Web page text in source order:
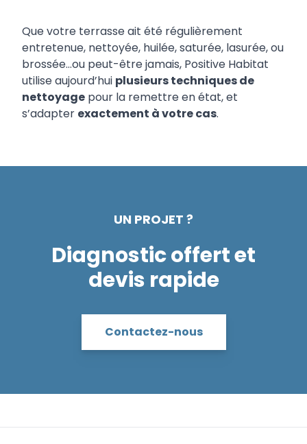
Que votre terrasse ait été régulièrement
entretenue, nettoyée, huilée, saturée, lasurée, ou
brossée…ou peut-être jamais, Positive Habitat
utilise aujourd’hui plusieurs techniques de
nettoyage pour la remettre en état, et
s’adapter exactement à votre cas.
UN PROJET ?
Diagnostic offert et
devis rapide
Contactez-nous